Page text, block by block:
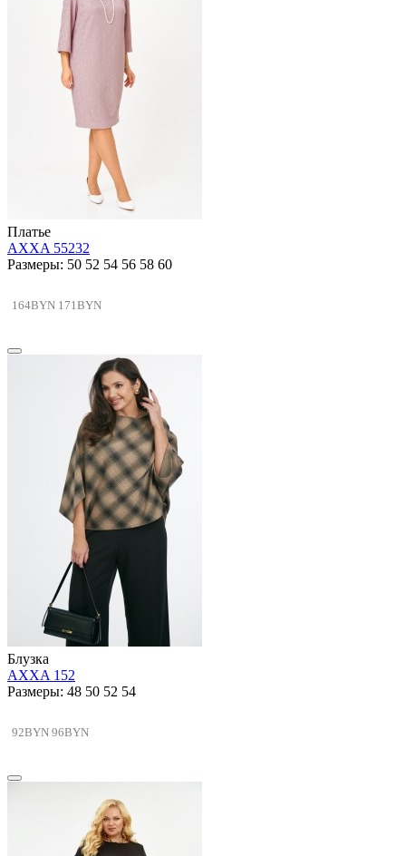
Платье
AXXA 55232
Размеры: 50 52 54 56 58 60
164BYN 171BYN
Блузка
AXXA 152
Размеры: 48 50 52 54
92BYN 96BYN